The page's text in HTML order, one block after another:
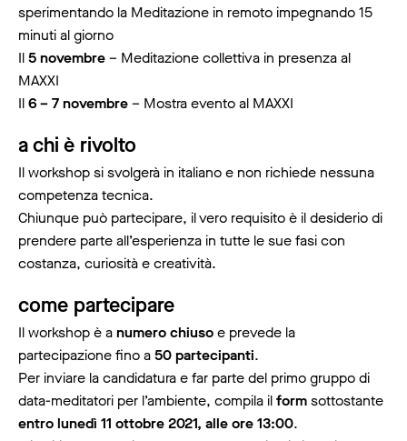
sperimentando la Meditazione in remoto impegnando 15
minuti al giorno
Il5 novembre– Meditazione collettiva in presenza al
MAXXI
Il6 – 7 novembre– Mostra evento al MAXXI
a chi è rivolto
Il workshop si svolgerà in italiano e non richiede nessuna
competenza tecnica.
Chiunque può partecipare, il vero requisito è il desiderio di
prendere parte all’esperienza in tutte le sue fasi con
costanza, curiosità e creatività.
come partecipare
Il workshop è anumero chiusoe prevede la
partecipazione fino a50 partecipanti.
Per inviare la candidatura e far parte del primo gruppo di
data-meditatori per l’ambiente, compila ilformsottostante
entro lunedì 11 ottobre 2021, alle ore 13:00.